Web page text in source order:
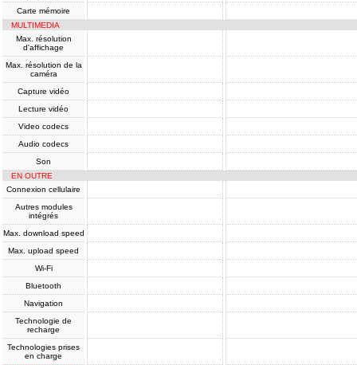
Carte mémoire
MULTIMEDIA
Max. résolution
d'affichage
Max. résolution de la
caméra
Capture vidéo
Lecture vidéo
Video codecs
Audio codecs
Son
EN OUTRE
Connexion cellulaire
Autres modules
intégrés
Max. download speed
Max. upload speed
Wi-Fi
Bluetooth
Navigation
Technologie de
recharge
Technologies prises
en charge